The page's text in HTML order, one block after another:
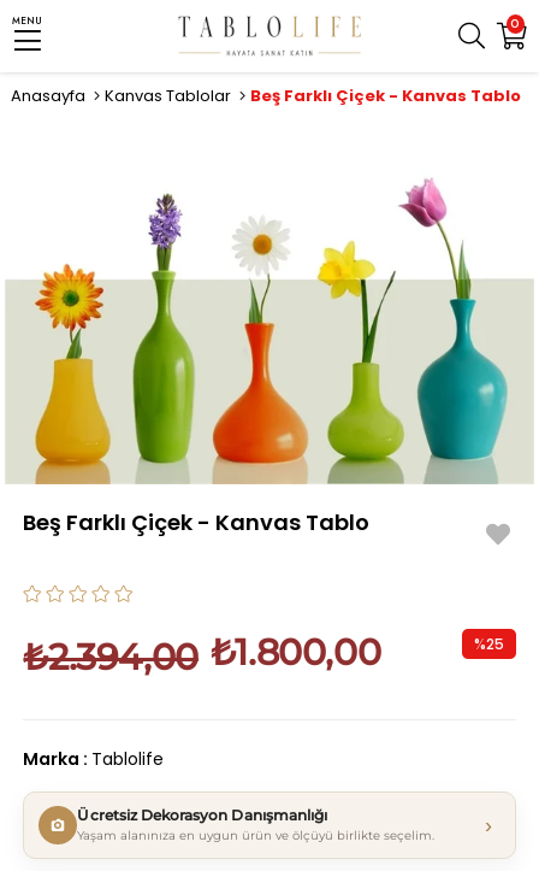
0
MENU
Anasayfa Kanvas Tablolar Beş Farklı Çiçek - Kanvas Tablo
Beş Farklı Çiçek - Kanvas Tablo
₺2.394,00 ₺1.800,00 %25
Marka : Tablolife
Ücretsiz Dekorasyon Danışmanlığı
Yaşam alanınıza en uygun ürün ve ölçüyü birlikte seçelim. ›